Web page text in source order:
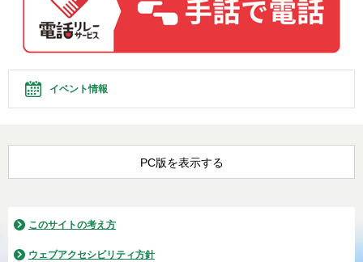
イベント情報
PC版を表示する
このサイトの考え方
ウェブアクセシビリティ方針